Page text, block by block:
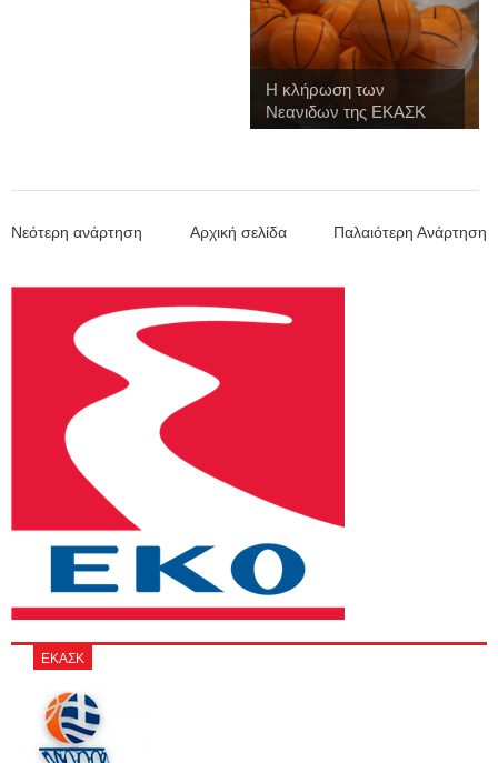
Η κλήρωση των
Νεανιδων της ΕΚΑΣΚ
γι...
Νεότερη ανάρτηση Παλαιότερη Ανάρτηση
Αρχική σελίδα
ΕΚΑΣΚ